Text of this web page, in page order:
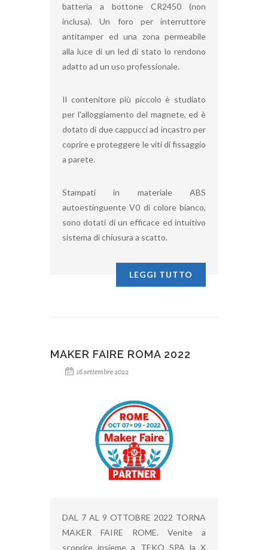
batteria a bottone CR2450 (non
inclusa). Un foro per interruttore
antitamper ed una zona permeabile
alla luce di un led di stato lo rendono
adatto ad un uso professionale.
Il contenitore più piccolo è studiato
per l'alloggiamento del magnete, ed è
dotato di due cappucci ad incastro per
coprire e proteggere le viti di fissaggio
a parete.
Stampati in materiale ABS
autoestinguente V0 di colore bianco,
sono dotati di un efficace ed intuitivo
sistema di chiusura a scatto.
LEGGI TUTTO
MAKER FAIRE ROMA 2022
16 settembre 2022
DAL 7 AL 9 OTTOBRE 2022 TORNA
MAKER FAIRE ROME. Venite a
scoprire insieme a TEKO SPA la X